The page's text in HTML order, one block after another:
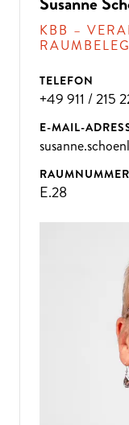
S!
KBB –
TELEFON
+49 911 / 215
E-MAIL-
RAUMNUMMER
E.28